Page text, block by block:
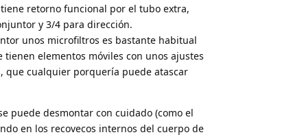
retorno funcional por el tubo extra,
y 3/4 para dirección.
unos microfiltros es bastante habitual
elementos móviles con unos ajustes
que cualquier porquería puede atascar
puede desmontar con cuidado (como el
en los recovecos internos del cuerpo de